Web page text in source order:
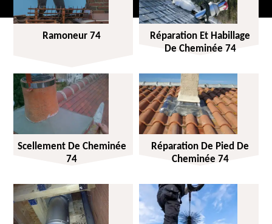
Ramoneur 74
Réparation Et Habillage
De Cheminée 74
Scellement De Cheminée
74
Réparation De Pied De
Cheminée 74